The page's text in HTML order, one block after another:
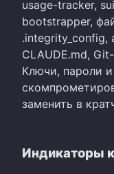
usage-tracker,
bootstrapper,
.integrity_config,
CLAUDE.md,
Ключи, пароли
заменить в
Индикаторы